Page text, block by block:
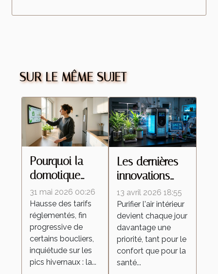
SUR LE MÊME SUJET
Pourquoi la
domotique
révolutionne la
gestion de
l'énergie à la
maison
31 mai 2026 00:26
Hausse des tarifs
réglementés, fin
progressive de
certains boucliers,
inquiétude sur les
pics hivernaux : la...
Les dernières
innovations
technologiques
en matière de
purification
d'air
13 avril 2026 18:55
Purifier l'air intérieur
devient chaque jour
davantage une
priorité, tant pour le
confort que pour la
santé...